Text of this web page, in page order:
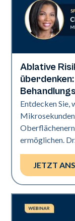
Era Elite
Ablative
Entdecken Sie,
ermöglichen.
JETZT